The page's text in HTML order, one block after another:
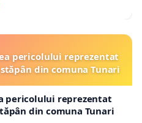
pericolului reprezentat
din comuna Tunari
pericolului reprezentat
din comuna Tunari